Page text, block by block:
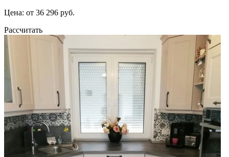
Цена: от 36 296 руб.
Рассчитать